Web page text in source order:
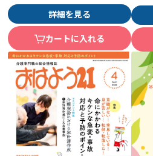
詳細を見る
カートに入れる